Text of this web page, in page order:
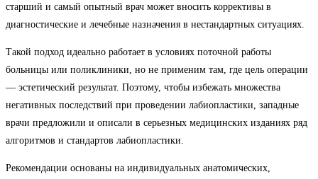
старший и самый опытный врач может вносить коррективы в
диагностические и лечебные назначения в нестандартных ситуациях.
Такой подход идеально работает в условиях поточной работы
больницы или поликлиники, но не применим там, где цель операции
— эстетический результат. Поэтому, чтобы избежать множества
негативных последствий при проведении лабиопластики, западные
врачи предложили и описали в серьезных медицинских изданиях ряд
алгоритмов и стандартов лабиопластики.
Рекомендации основаны на индивидуальных анатомических,